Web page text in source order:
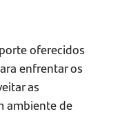
oferecidos
enfrentar os
as
ambiente de